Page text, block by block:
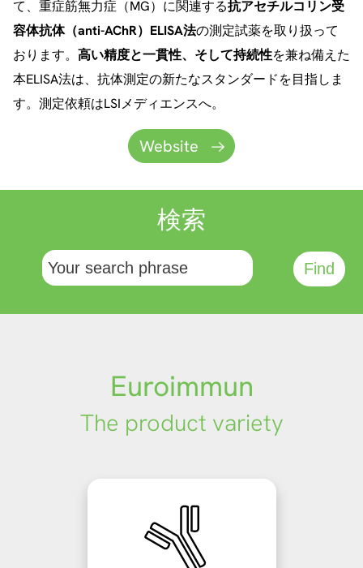
more
て、重症筋無力症（MG）に関連する抗アセチルコリン受
容体抗体（anti-AChR）ELISA法の測定試薬を取り扱って
おります。 高い精度と一貫性、そして持続性を兼ね備えた
本ELISA法は、抗体測定の新たなスタンダードを目指しま
す。測定依頼はLSIメディエンスへ。
Website
動化（サンプル希釈/分注、インキュベーション、洗浄、
封入、画像取得）が可能です。
医療機器製造販売届出番号 13B3X10291000006
more
化の為のEUROPLUSとトランスフェクション細胞
more
website
検索
Euroimmun
The product variety